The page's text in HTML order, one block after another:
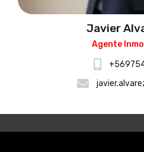
Javier
Agente